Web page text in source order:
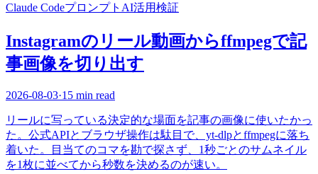
Claude Codeプロンプト AI活用検証
Instagramのリール動画からffmpegで記
事画像を切り出す
2026-08-03·15 min read
リールに写っている決定的な場面を記事の画像に使いたかっ
た。公式APIとブラウザ操作は駄目で、yt-dlpとffmpegに落ち
着いた。目当てのコマを勘で探さず、1秒ごとのサムネイル
を1枚に並べてから秒数を決めるのが速い。